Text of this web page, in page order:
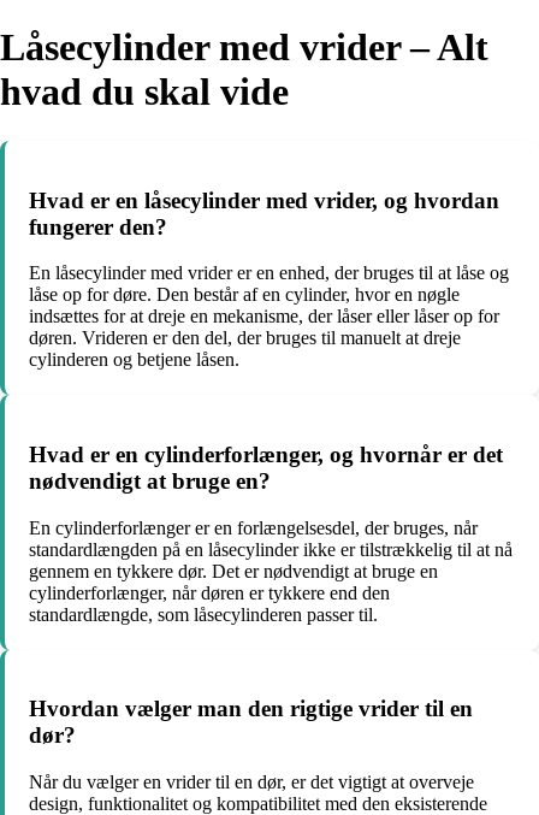
Låsecylinder med vrider – Alt
hvad du skal vide
Hvad er en låsecylinder med vrider, og hvordan
fungerer den?
En låsecylinder med vrider er en enhed, der bruges til at låse og
låse op for døre. Den består af en cylinder, hvor en nøgle
indsættes for at dreje en mekanisme, der låser eller låser op for
døren. Vrideren er den del, der bruges til manuelt at dreje
cylinderen og betjene låsen.
Hvad er en cylinderforlænger, og hvornår er det
nødvendigt at bruge en?
En cylinderforlænger er en forlængelsesdel, der bruges, når
standardlængden på en låsecylinder ikke er tilstrækkelig til at nå
gennem en tykkere dør. Det er nødvendigt at bruge en
cylinderforlænger, når døren er tykkere end den
standardlængde, som låsecylinderen passer til.
Hvordan vælger man den rigtige vrider til en
dør?
Når du vælger en vrider til en dør, er det vigtigt at overveje
design, funktionalitet og kompatibilitet med den eksisterende